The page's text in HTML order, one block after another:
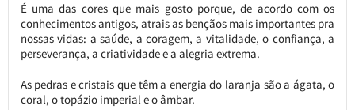
É uma das cores que mais gosto porque, de acordo com os
conhecimentos antigos, atrais as bençãos mais importantes pra
nossas vidas: a saúde, a coragem, a vitalidade, o confiança, a
perseverança, a criatividade e a alegria extrema.
As pedras e cristais que têm a energia do laranja são a ágata, o
coral, o topázio imperial e o âmbar.